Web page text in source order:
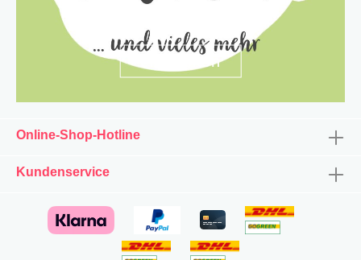
entdecken
Online-Shop-Hotline
Kundenservice